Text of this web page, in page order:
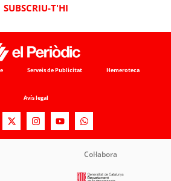
SUBSCRIU-T'HI
Serveis de Publicitat Hemeroteca
Avís legal
Col·labora